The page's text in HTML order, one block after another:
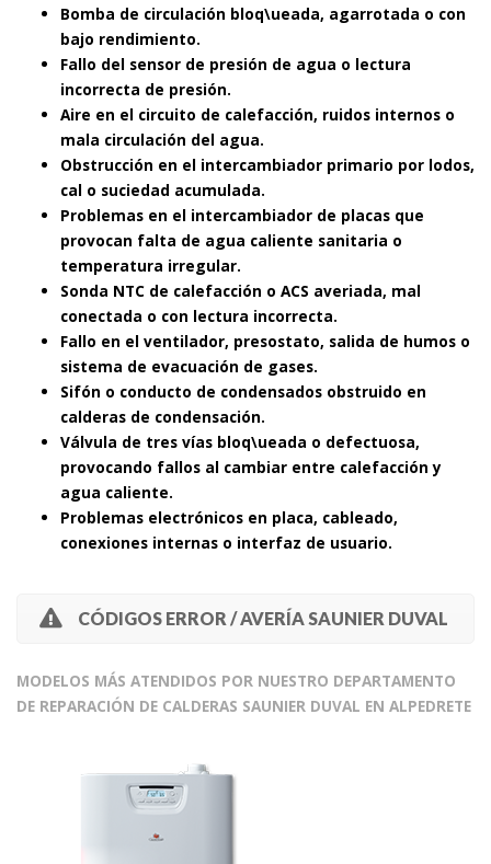
Bomba de circulación bloq\ueada, agarrotada o con
bajo rendimiento.
Fallo del sensor de presión de agua o lectura
incorrecta de presión.
Aire en el circuito de calefacción, ruidos internos o
mala circulación del agua.
Obstrucción en el intercambiador primario por lodos,
cal o suciedad acumulada.
Problemas en el intercambiador de placas que
provocan falta de agua caliente sanitaria o
temperatura irregular.
Sonda NTC de calefacción o ACS averiada, mal
conectada o con lectura incorrecta.
Fallo en el ventilador, presostato, salida de humos o
sistema de evacuación de gases.
Sifón o conducto de condensados obstruido en
calderas de condensación.
Válvula de tres vías bloq\ueada o defectuosa,
provocando fallos al cambiar entre calefacción y
agua caliente.
Problemas electrónicos en placa, cableado,
conexiones internas o interfaz de usuario.
CÓDIGOS ERROR / AVERÍA SAUNIER DUVAL
MODELOS MÁS ATENDIDOS POR NUESTRO DEPARTAMENTO
DE REPARACIÓN DE CALDERAS SAUNIER DUVAL EN ALPEDRETE